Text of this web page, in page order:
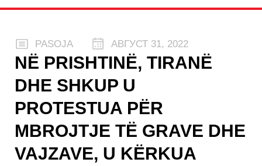
PASOJA АВГУСТ 31, 2022
NË PRISHTINË, TIRANË
DHE SHKUP U
PROTESTUA PËR
MBROJTJE TË GRAVE DHE
VAJZAVE, U KËRKUA